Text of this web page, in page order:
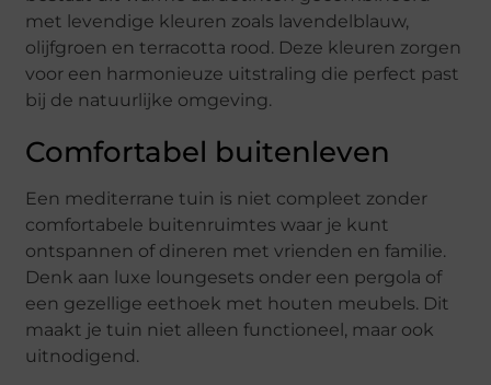
met levendige kleuren zoals lavendelblauw,
olijfgroen en terracotta rood. Deze kleuren zorgen
voor een harmonieuze uitstraling die perfect past
bij de natuurlijke omgeving.
Comfortabel buitenleven
Een mediterrane tuin is niet compleet zonder
comfortabele buitenruimtes waar je kunt
ontspannen of dineren met vrienden en familie.
Denk aan luxe loungesets onder een pergola of
een gezellige eethoek met houten meubels. Dit
maakt je tuin niet alleen functioneel, maar ook
uitnodigend.